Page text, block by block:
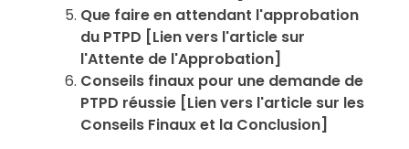
Que faire en attendant l'approbation
du PTPD [Lien vers l'article sur
l'Attente de l'Approbation]
Conseils finaux pour une demande de
PTPD réussie [Lien vers l'article sur les
Conseils Finaux et la Conclusion]